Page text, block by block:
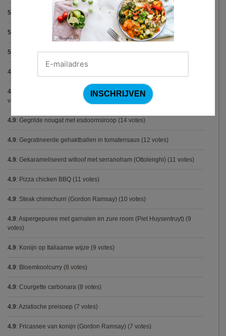
5.0 (5 votes)
5.0 Spaghetti met krokante kip (5 votes)
5.0 Bolognese van champignon en linzen (Jamie Oliver)(5 votes)
4.9
4.9 Volkorenspaghetti in mosterdsaus met prei en spek (Colruyt)
votes)
4.9: Gegrilde nougat met esdoornsiroop (14 votes)
4.9: Gegratineerde gehaktballen in tomatensaus (12 votes)
4.9: Gekarameliseerd witloof met serranoham (Ottolenghi) (11 votes)
4.9: Pizza chicken BBQ (11 votes)
4.9: Steak chimichurri (Gordon Ramsay) (10 votes)
4.9: Aspergepuree met garnalen en zure room (Piet Huysentruyt) (9
votes)
4.9: Konijn op Italiaanse wijze (9 votes)
4.9: Bloemkoolcurry (8 votes)
4.9: Courgette carbonara (8 votes)
4.9: Aziatische preisoep (7 votes)
4.9: Fricassee van konijn (Gordon Ramsay) (7 votes)